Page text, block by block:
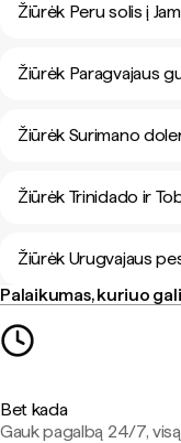
Žiūrėk Peru solis į
Žiūrėk Paragvajaus
Žiūrėk Surimano
Žiūrėk Trinidado ir
Žiūrėk Urugvajaus
Palaikumas, kuriuo
Bet kada
Gauk pagalbą 24/7,